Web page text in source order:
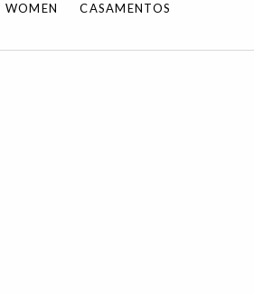
WOMEN CASAMENTOS